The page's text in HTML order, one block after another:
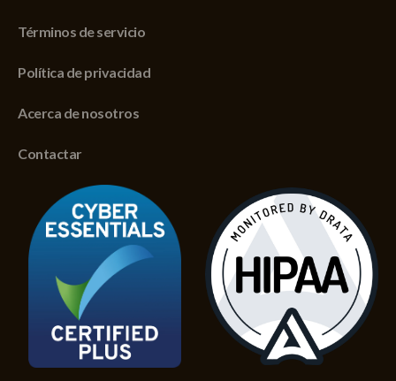
Términos de servicio
Política de privacidad
Acerca de nosotros
Contactar